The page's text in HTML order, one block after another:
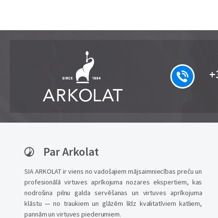
Par Arkolat
SIA ARKOLAT ir viens no vadošajiem mājsaimniecības preču un
profesionālā virtuves aprīkojuma nozares ekspertiem, kas
nodrošina pilnu galda servēšanas un virtuves aprīkojuma
klāstu — no traukiem un glāzēm līdz kvalitatīviem katliem,
pannām un virtuves piederumiem.